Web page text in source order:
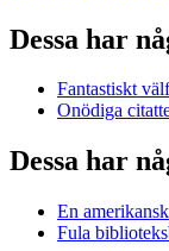
Dessa har
Fantastiskt
Onödiga
Dessa har
En
Fula